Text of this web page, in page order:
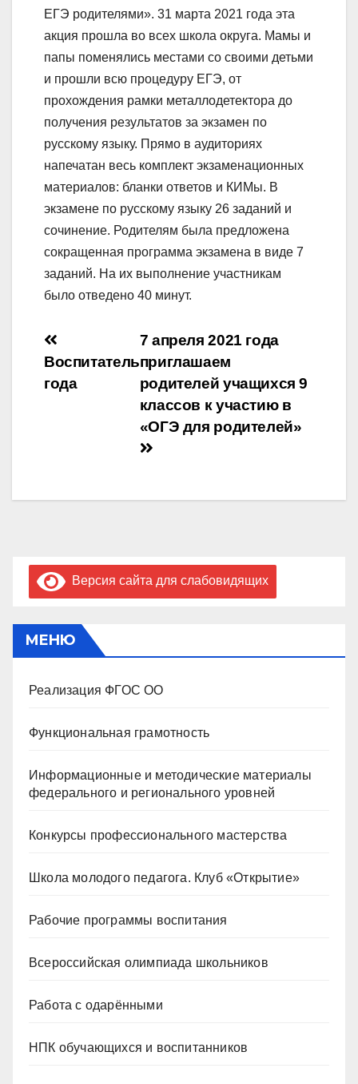
ЕГЭ родителями». 31 марта 2021 года эта
акция прошла во всех школа округа. Мамы и
папы поменялись местами со своими детьми
и прошли всю процедуру ЕГЭ, от
прохождения рамки металлодетектора до
получения результатов за экзамен по
русскому языку. Прямо в аудиториях
напечатан весь комплект экзаменационных
материалов: бланки ответов и КИМы. В
экзамене по русскому языку 26 заданий и
сочинение. Родителям была предложена
сокращенная программа экзамена в виде 7
заданий. На их выполнение участникам
было отведено 40 минут.
Навигация
по
записям
7 апреля 2021 года
приглашаем
родителей учащихся 9
классов к участию в
«ОГЭ для родителей»
Воспитатель
года
Версия сайта для слабовидящих
МЕНЮ
Реализация ФГОС ОО
Функциональная грамотность
Информационные и методические материалы
федерального и регионального уровней
Конкурсы профессионального мастерства
Школа молодого педагога. Клуб «Открытие»
Рабочие программы воспитания
Всероссийская олимпиада школьников
Работа с одарёнными
НПК обучающихся и воспитанников